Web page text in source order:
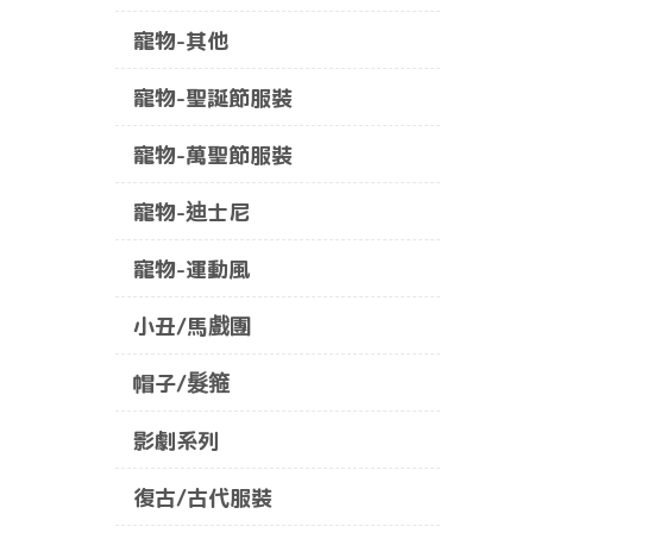
寵物-其他
寵物-聖誕節服裝
寵物-萬聖節服裝
寵物-迪士尼
寵物-運動風
小丑/馬戲團
帽子/髮箍
影劇系列
復古/古代服裝